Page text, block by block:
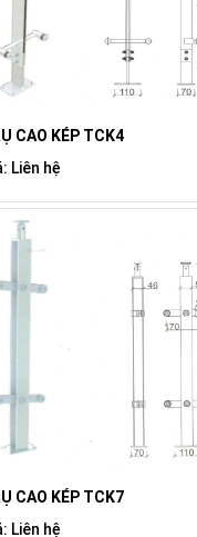
CAO KÉP TCK4
Liên hệ
CAO KÉP TCK7
Liên hệ